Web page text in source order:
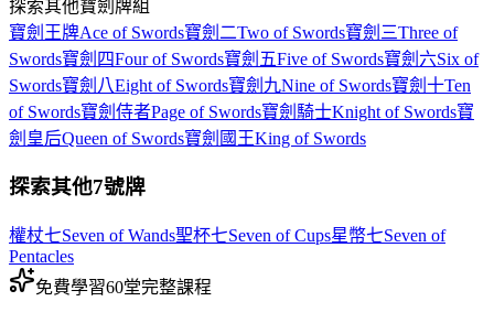
探索其他寶劍牌組
寶劍王牌Ace of Swords寶劍二Two of Swords寶劍三Three of
Swords寶劍四Four of Swords寶劍五Five of Swords寶劍六Six of
Swords寶劍八Eight of Swords寶劍九Nine of Swords寶劍十Ten
of Swords寶劍侍者Page of Swords寶劍騎士Knight of Swords寶
劍皇后Queen of Swords寶劍國王King of Swords
探索其他7號牌
權杖七Seven of Wands聖杯七Seven of Cups星幣七Seven of
Pentacles
免費學習60堂完整課程